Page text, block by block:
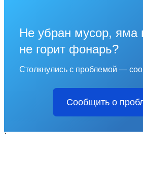
Не убран мусор, яма
не горит фонарь?
Столкнулись с проблемой —
Сообщить о
`